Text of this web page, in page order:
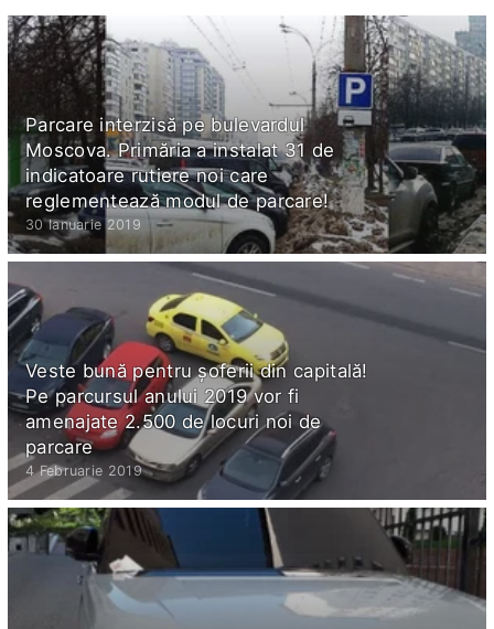
Parcare interzisă pe bulevardul
Moscova. Primăria a instalat 31 de
indicatoare rutiere noi care
reglementează modul de parcare!
30 Ianuarie 2019
Veste bună pentru șoferii din capitală!
Pe parcursul anului 2019 vor fi
amenajate 2.500 de locuri noi de
parcare
4 Februarie 2019